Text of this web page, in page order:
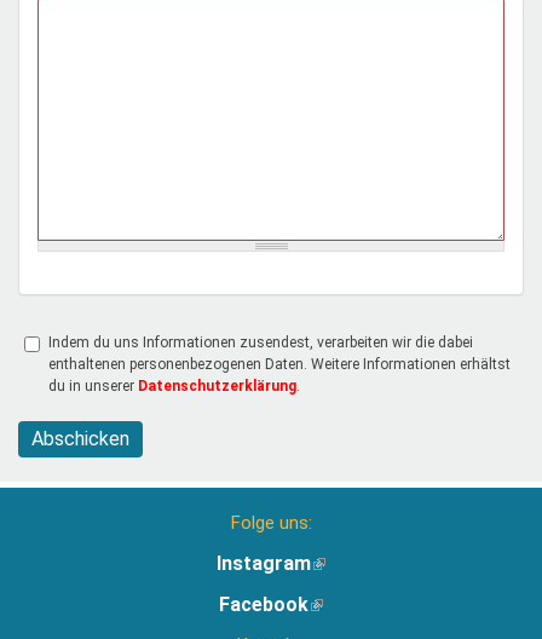
Indem du uns Informationen zusendest, verarbeiten wir die dabei
enthaltenen personenbezogenen Daten. Weitere Informationen erhältst
du in unserer Datenschutzerklärung
Abschicken
Folge uns:
Instagram(Link
extern)
Facebook(Link